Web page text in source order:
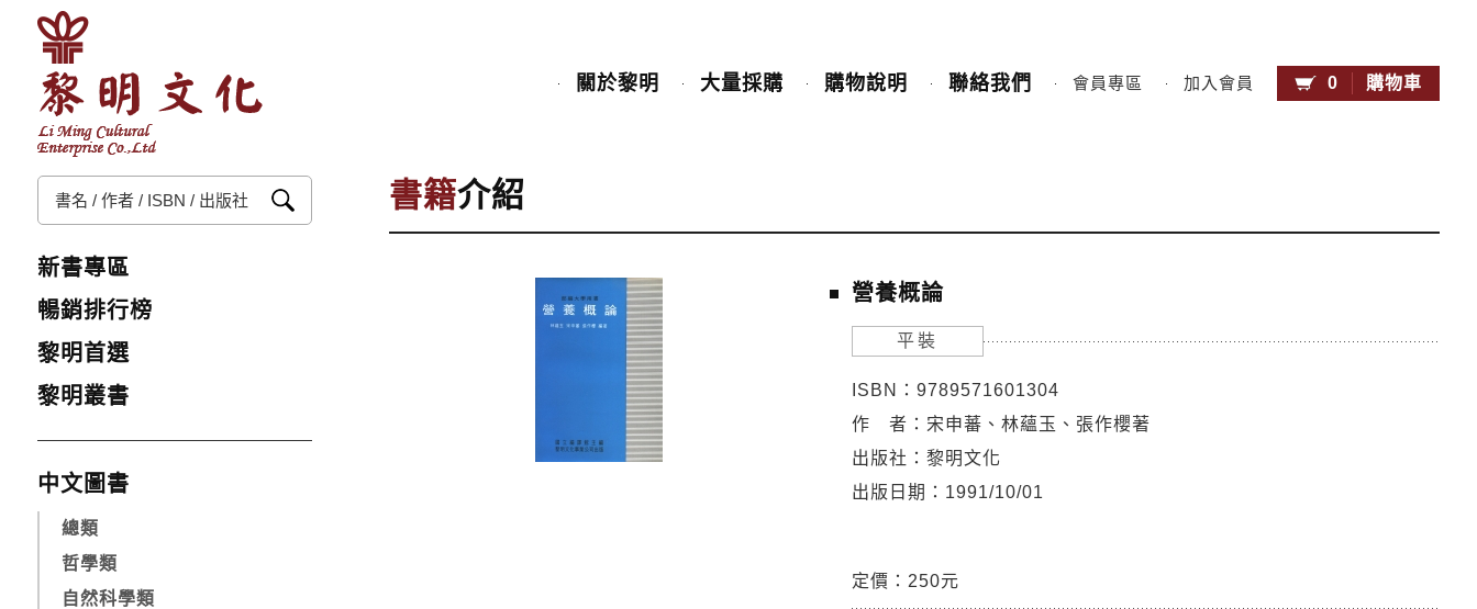
關於黎明 大量採購 購物說明 聯絡我們 會員專區 加入會員 0 購物車
新書專區
暢銷排行榜
黎明首選
黎明叢書
中文圖書
總類
哲學類
自然科學類
書籍介紹
營養概論
平裝
ISBN：9789571601304
作 者：宋申蕃、林蘊玉、張作櫻著
出版社：黎明文化
出版日期：1991/10/01
定價：250元